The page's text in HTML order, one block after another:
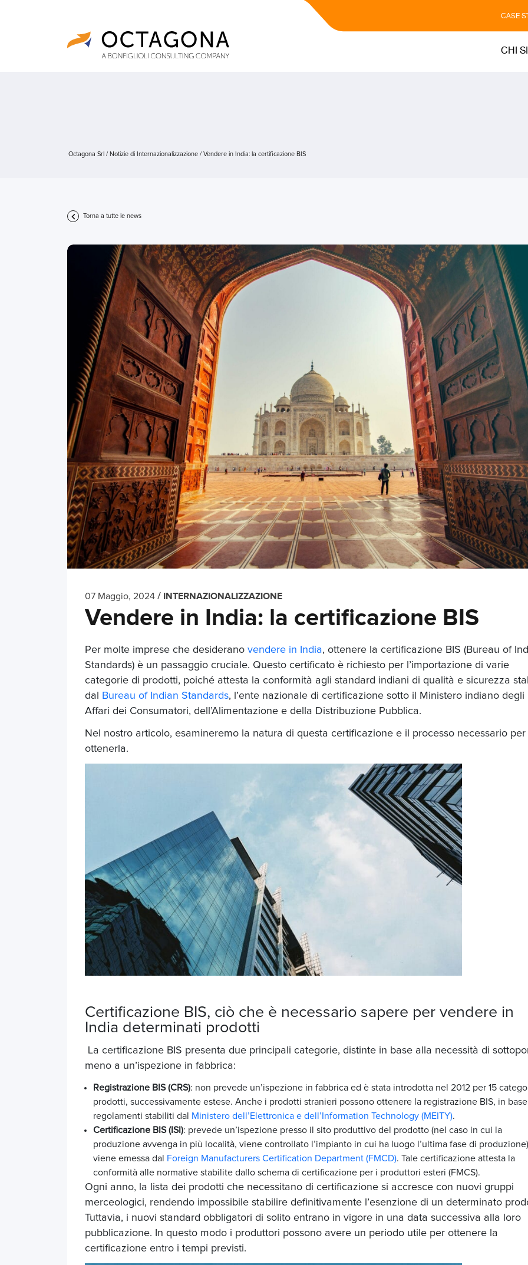
CASE
CHI
Octagona Srl / Notizie di Internazionalizzazione / Vendere in India: la certificazione BIS
Torna a tutte le news
07 Maggio, 2024 / INTERNAZIONALIZZAZIONE
Vendere in India: la certificazione BIS
Per molte imprese che desiderano vendere in India, ottenere la certificazione BIS (Bureau of
Standards) è un passaggio cruciale. Questo certificato è richiesto per l’importazione di varie
categorie di prodotti, poiché attesta la conformità agli standard indiani di qualità e sicurezza
dal
Bureau of Indian Standards, l’ente nazionale di certificazione sotto il Ministero indiano degli
Affari dei Consumatori, dell’Alimentazione e della Distribuzione Pubblica.
Nel nostro articolo, esamineremo la natura di questa certificazione e il processo necessario per
ottenerla.
Certificazione BIS, ciò che è necessario sapere per vendere in
India determinati prodotti
La certificazione BIS presenta due principali categorie, distinte in base alla necessità di
meno a un’ispezione in fabbrica:
Registrazione BIS (CRS): non prevede un’ispezione in fabbrica ed è stata introdotta nel 2012 per 15
prodotti, successivamente estese. Anche i prodotti stranieri possono ottenere la registrazione BIS, in
regolamenti stabiliti dal
Ministero dell’Elettronica e dell’Information Technology (MEITY).
Certificazione BIS (ISI): prevede un’ispezione presso il sito produttivo del prodotto (nel caso in cui la
produzione avvenga in più località, viene controllato l’impianto in cui ha luogo l’ultima fase di
viene emessa dal
Foreign Manufacturers Certification Department (FMCD). Tale certificazione attesta la
conformità alle normative stabilite dallo schema di certificazione per i produttori esteri (FMCS).
Ogni anno, la lista dei prodotti che necessitano di certificazione si accresce con nuovi gruppi
merceologici, rendendo impossibile stabilire definitivamente l’esenzione di un determinato
Tuttavia, i nuovi standard obbligatori di solito entrano in vigore in una data successiva alla loro
pubblicazione. In questo modo i produttori possono avere un periodo utile per ottenere la
certificazione entro i tempi previsti.